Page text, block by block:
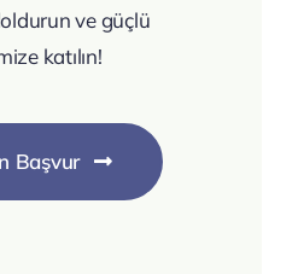
ve güçlü
katılın!
Başvur